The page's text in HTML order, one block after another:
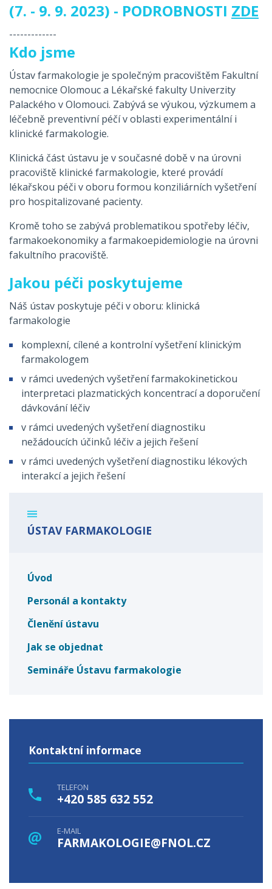
(7. - 9. 9. 2023) - PODROBNOSTI ZDE
-------------
Kdo jsme
Ústav farmakologie je společným pracovištěm Fakultní
nemocnice Olomouc a Lékařské fakulty Univerzity
Palackého v Olomouci. Zabývá se výukou, výzkumem a
léčebně preventivní péčí v oblasti experimentální i
klinické farmakologie.
Klinická část ústavu je v současné době v na úrovni
pracoviště klinické farmakologie, které provádí
lékařskou péči v oboru formou konziliárních vyšetření
pro hospitalizované pacienty.
Kromě toho se zabývá problematikou spotřeby léčiv,
farmakoekonomiky a farmakoepidemiologie na úrovni
fakultního pracoviště.
Jakou péči poskytujeme
Náš ústav poskytuje péči v oboru: klinická
farmakologie
komplexní, cílené a kontrolní vyšetření klinickým
farmakologem
v rámci uvedených vyšetření farmakokinetickou
interpretaci plazmatických koncentrací a doporučení
dávkování léčiv
v rámci uvedených vyšetření diagnostiku
nežádoucích účinků léčiv a jejich řešení
v rámci uvedených vyšetření diagnostiku lékových
interakcí a jejich řešení
ÚSTAV FARMAKOLOGIE
Úvod
Personál a kontakty
Členění ústavu
Jak se objednat
Semináře Ústavu farmakologie
Kontaktní informace
TELEFON
+420 585 632 552
E-MAIL
FARMAKOLOGIE@FNOL.CZ